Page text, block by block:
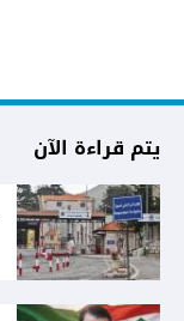
يتم قراءة الآن